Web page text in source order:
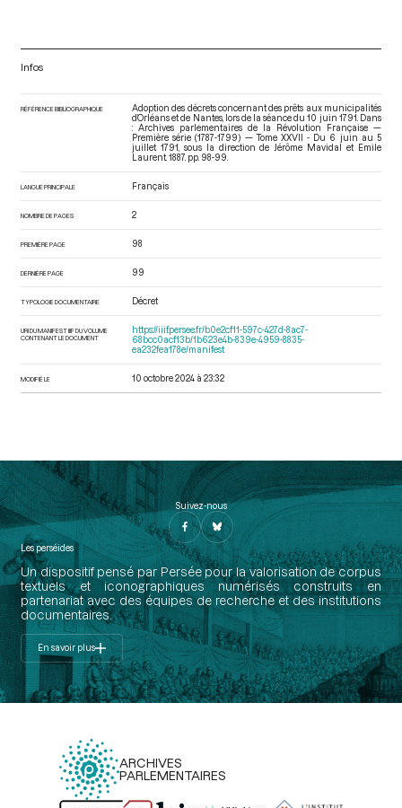
Infos
RÉFÉRENCE BIBLIOGRAPHIQUE
Adoption des décrets concernant des prêts aux municipalités
d’Orléans et de Nantes, lors de la séance du 10 juin 1791. Dans
: Archives parlementaires de la Révolution Française —
Première série (1787-1799) — Tome XXVII - Du 6 juin au 5
juillet 1791
, sous la direction de Jérôme Mavidal et Emile
Laurent. 1887. pp. 98-99.
LANGUE PRINCIPALE Français
NOMBRE DE PAGES 2
PREMIÈRE PAGE 98
DERNIÈRE PAGE 99
TYPOLOGIE DOCUMENTAIRE Décret
URI DU MANIFEST IIIF DU VOLUME
CONTENANT LE DOCUMENT
https://iiif.persee.fr/b0e2cf11-597c-427d-8ac7-
68bcc0acf13b/1b623e4b-839e-4959-8835-
ea232fea178e/manifest
MODIFIÉ LE 10 octobre 2024 à 23:32
Suivez-nous
Les perséides
Un dispositif pensé par Persée pour la valorisation de corpus
textuels et iconographiques numérisés construits en
partenariat avec des équipes de recherche et des institutions
documentaires.
En savoir plus
ARCHIVES
PARLEMENTAIRES